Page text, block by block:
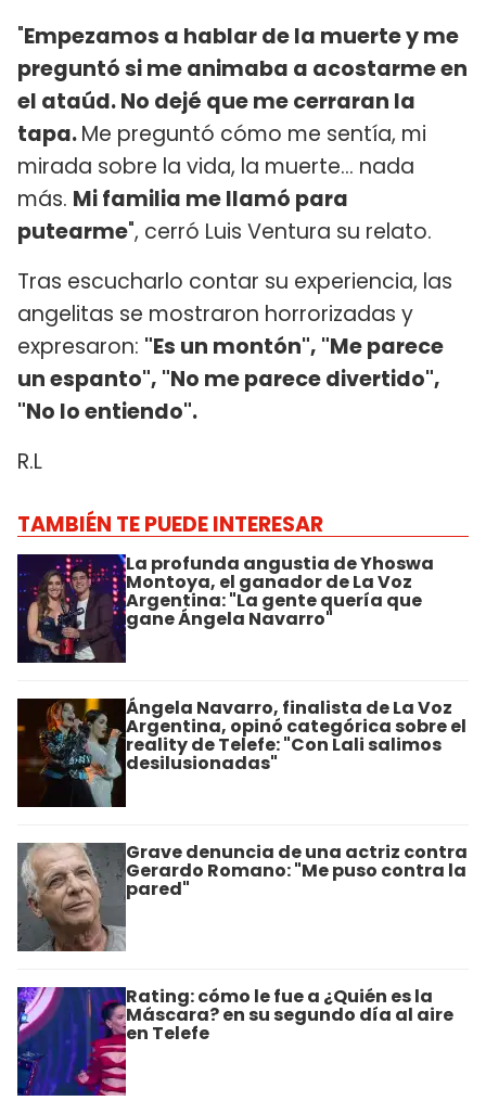
"Empezamos a hablar de la muerte y me
preguntó si me animaba a acostarme en
el ataúd. No dejé que me cerraran la
tapa.Me preguntó cómo me sentía, mi
mirada sobre la vida, la muerte... nada
más. Mi familia me llamó para
putearme", cerró Luis Ventura su relato.
Tras escucharlo contar su experiencia, las
angelitas se mostraron horrorizadas y
expresaron: "Es un montón", "Me parece
un espanto", "No me parece divertido",
"No lo entiendo".
R.L
TAMBIÉN TE PUEDE INTERESAR
La profunda angustia de Yhoswa
Montoya, el ganador de La Voz
Argentina: "La gente quería que
gane Ángela Navarro"
Ángela Navarro, finalista de La Voz
Argentina, opinó categórica sobre el
reality de Telefe: "Con Lali salimos
desilusionadas"
Grave denuncia de una actriz contra
Gerardo Romano: "Me puso contra la
pared"
Rating: cómo le fue a ¿Quién es la
Máscara? en su segundo día al aire
en Telefe